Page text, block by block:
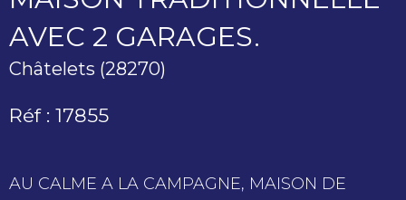
AVEC 2 GARAGES.
Châtelets (28270)
Réf : 17855
AU CALME A LA CAMPAGNE, MAISON DE